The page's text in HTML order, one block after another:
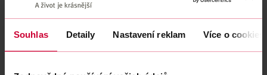
Souhlas Detaily Nastavení reklam Více o cookies
Zapomenuté heslo
PŘIHLÁSIT SE